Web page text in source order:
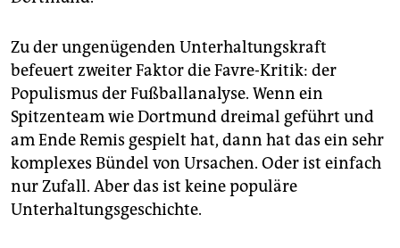
Zu der ungenügenden Unterhaltungskraft
befeuert zweiter Faktor die Favre-Kritik: der
Populismus der Fußballanalyse. Wenn ein
Spitzenteam wie Dortmund dreimal geführt und
am Ende Remis gespielt hat, dann hat das ein sehr
komplexes Bündel von Ursachen. Oder ist einfach
nur Zufall. Aber das ist keine populäre
Unterhaltungsgeschichte.